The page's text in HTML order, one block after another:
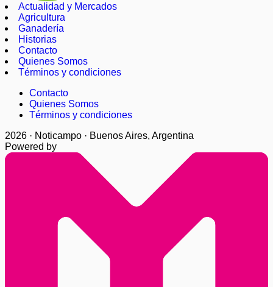
Actualidad y Mercados
Agricultura
Ganadería
Historias
Contacto
Quienes Somos
Términos y condiciones
Contacto
Quienes Somos
Términos y condiciones
2026 · Noticampo · Buenos Aires, Argentina
Powered by